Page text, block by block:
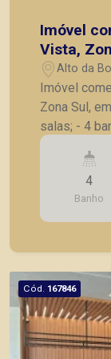
Imóvel
Vista,
Alto da
Imóvel
Zona Sul, em
salas; - 4
de garagem
avenida de grande
objetivo
segurança,
prontos,
4
Banho
Cód. 167846